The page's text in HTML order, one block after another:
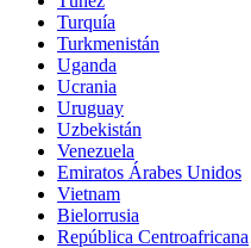
Turquía
Turkmenistán
Uganda
Ucrania
Uruguay
Uzbekistán
Venezuela
Emiratos Árabes Unidos
Vietnam
Bielorrusia
República Centroafricana